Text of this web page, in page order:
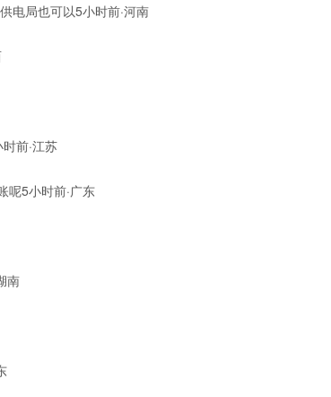
电局也可以5小时前·河南
前·江苏
呢5小时前·广东
南